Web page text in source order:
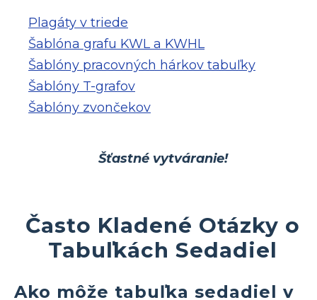
Plagáty v triede
Šablóna grafu KWL a KWHL
Šablóny pracovných hárkov tabuľky
Šablóny T-grafov
Šablóny zvončekov
Šťastné vytváranie!
Často Kladené Otázky o
Tabuľkách Sedadiel
Ako môže tabuľka sedadiel v